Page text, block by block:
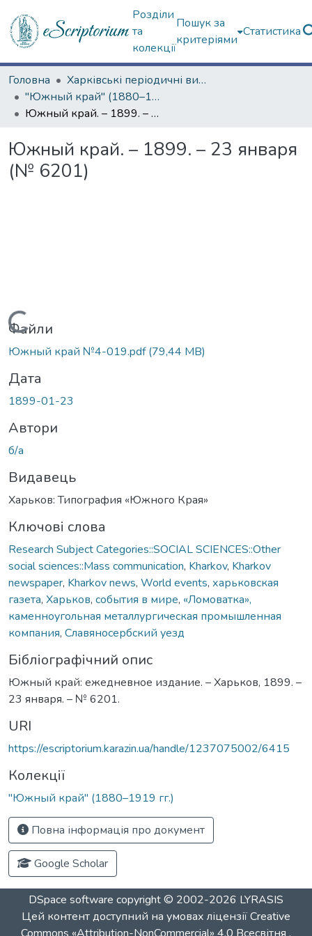
Розділи
та
колекції
Пошук за
критеріями
Статистика
Головна
Харківські періодичні видання
"Южный край" (1880–1919 гг.)
Южный край. – 1899. – 23 января (№ 6201)
Южный край. – 1899. – 23 января
(№ 6201)
Вантажиться...
Файли
Южный край №4-019.pdf(79,44 MB)
Дата
1899-01-23
Автори
б/а
Видавець
Харьков: Типография «Южного Края»
Ключові слова
Research Subject Categories::SOCIAL SCIENCES::Other
social sciences::Mass communication, Kharkov, Kharkov
newspaper, Kharkov news, World events, харьковская
газета, Харьков, события в мире, «Ломоватка»,
каменноугольная металлургическая промышленная
компания, Славяносербский уезд
Бібліографічний опис
Южный край: ежедневное издание. – Харьков, 1899. –
23 января. – № 6201.
URI
https://escriptorium.karazin.ua/handle/1237075002/6415
Колекції
"Южный край" (1880–1919 гг.)
Повна інформація про документ
Google Scholar
DSpace software copyright © 2002-2026 LYRASIS
Цей контент доступний на умовах ліцензіїCreative